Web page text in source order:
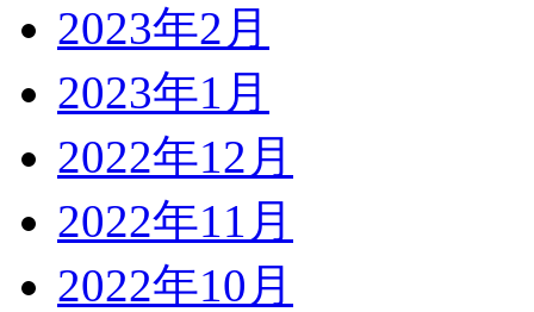
2023年2月
2023年1月
2022年12月
2022年11月
2022年10月